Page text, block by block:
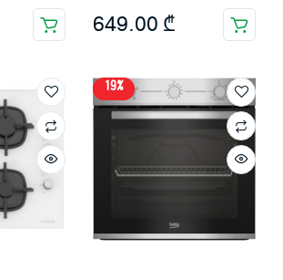
649.00 ₾
19%